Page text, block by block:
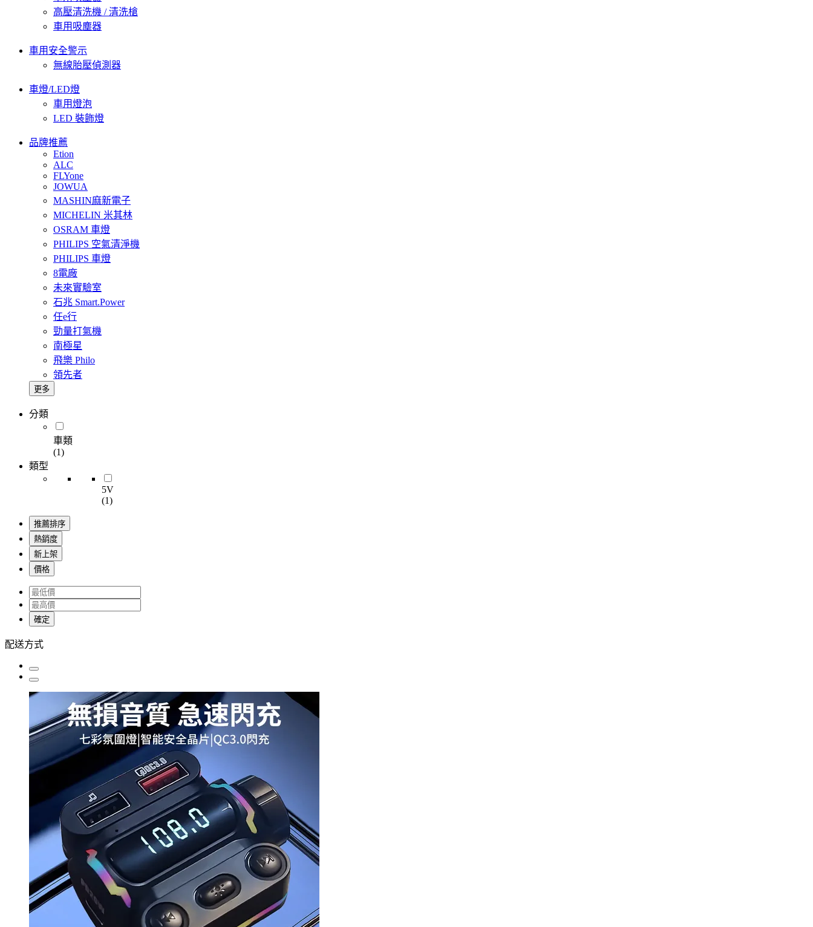
高壓清洗機 / 清洗槍
車用吸塵器
車用安全警示
無線胎壓偵測器
車燈/LED燈
車用燈泡
LED 裝飾燈
品牌推薦
Etion
ALC
FLYone
JOWUA
MASHIN麻新電子
MICHELIN 米其林
OSRAM 車燈
PHILIPS 空氣清淨機
PHILIPS 車燈
8電廠
未來實驗室
石兆 Smart.Power
任e行
勁量打氣機
南極星
飛樂 Philo
領先者
更多
分類
車類
(1)
類型
5V
(1)
推薦排序
熱銷度
新上架
價格
確定
配送方式